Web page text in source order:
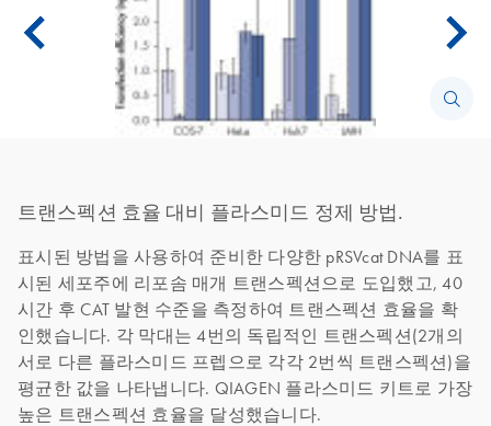
트랜스펙션 효율 대비 플라스미드 정제 방법.
표시된 방법을 사용하여 준비한 다양한 pRSVcat DNA를 표
시된 세포주에 리포솜 매개 트랜스펙션으로 도입했고, 40
시간 후 CAT 발현 수준을 측정하여 트랜스펙션 효율을 확
인했습니다. 각 막대는 4번의 독립적인 트랜스펙션(2개의
서로 다른 플라스미드 프렙으로 각각 2번씩 트랜스펙션)을
평균한 값을 나타냅니다. QIAGEN 플라스미드 키트로 가장
높은 트랜스펙션 효율을 달성했습니다.